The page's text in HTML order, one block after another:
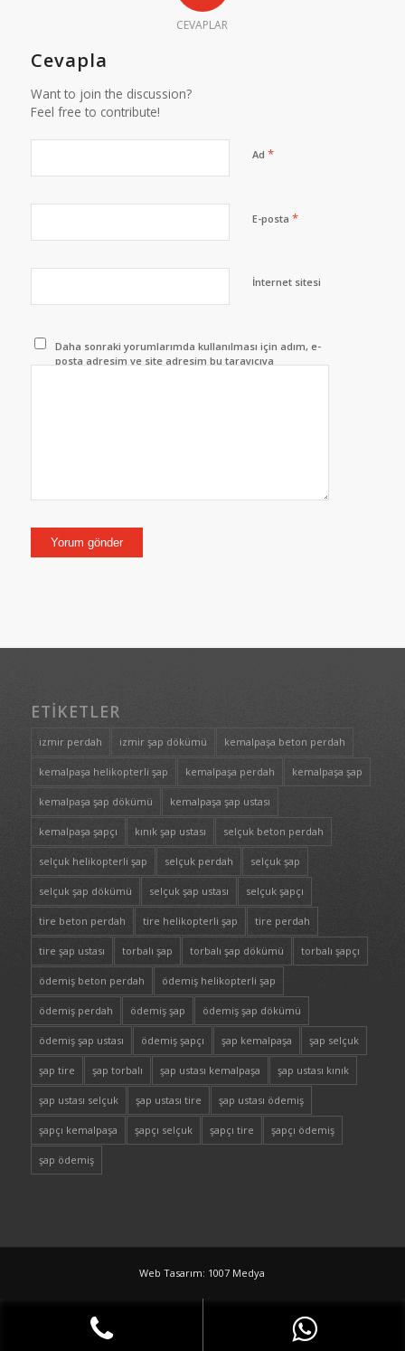
CEVAPLAR
Cevapla
Want to join the discussion?
Feel free to contribute!
Ad *
E-posta *
İnternet sitesi
Daha sonraki yorumlarımda kullanılması için adım, e-
posta adresim ve site adresim bu tarayıcıya
ETIKETLER
izmir perdah izmir şap dökümü kemalpaşa beton perdah
kemalpaşa helikopterli şap kemalpaşa perdah kemalpaşa şap
kemalpaşa şap dökümü kemalpaşa şap ustası
kemalpaşa şapçı kınık şap ustası selçuk beton perdah
selçuk helikopterli şap selçuk perdah selçuk şap
selçuk şap dökümü selçuk şap ustası selçuk şapçı
tire beton perdah tire helikopterli şap tire perdah
tire şap ustası torbalı şap torbalı şap dökümü torbalı şapçı
ödemiş beton perdah ödemiş helikopterli şap
ödemiş perdah ödemiş şap ödemiş şap dökümü
ödemiş şap ustası ödemiş şapçı şap kemalpaşa şap selçuk
şap tire şap torbalı şap ustası kemalpaşa şap ustası kınık
şap ustası selçuk şap ustası tire şap ustası ödemiş
şapçı kemalpaşa şapçı selçuk şapçı tire şapçı ödemiş
şap ödemiş
Web Tasarım: 1007 Medya